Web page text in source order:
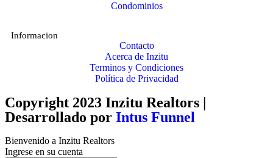
Condominios
Informacion
Contacto
Acerca de Inzitu
Terminos y Condiciones
Política de Privacidad
Copyright 2023 Inzitu Realtors |
Desarrollado por Intus Funnel
Bienvenido a Inzitu Realtors
Ingrese en su cuenta